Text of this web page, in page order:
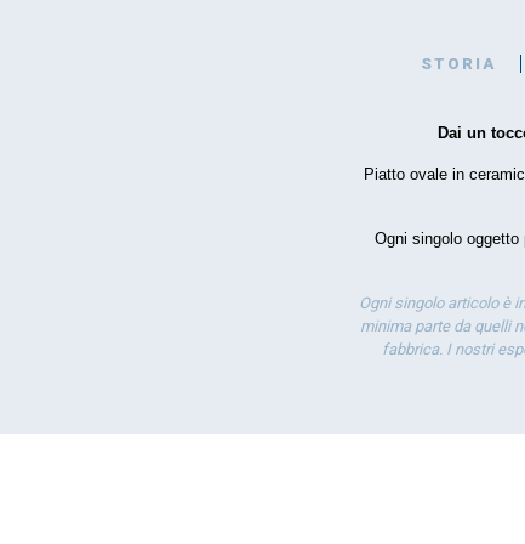
STORIA
Dai un
Piatto ovale in
Ogni singolo
Ogni singolo articolo è
minima parte da quelli
fabbrica. I nostri